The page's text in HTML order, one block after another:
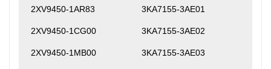
2XV9450-1AR83 3KA7155-3AE01
2XV9450-1CG00 3KA7155-3AE02
2XV9450-1MB00 3KA7155-3AE03